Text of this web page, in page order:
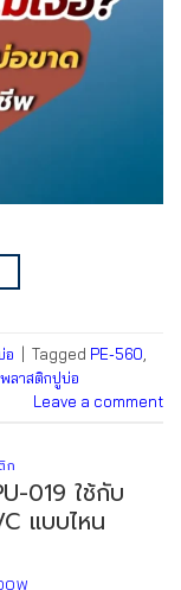
อ | Tagged PE-560
ลาสติกปูบ่อ
Leave a comment
ก
019 ใช้กับ
แบบไหน